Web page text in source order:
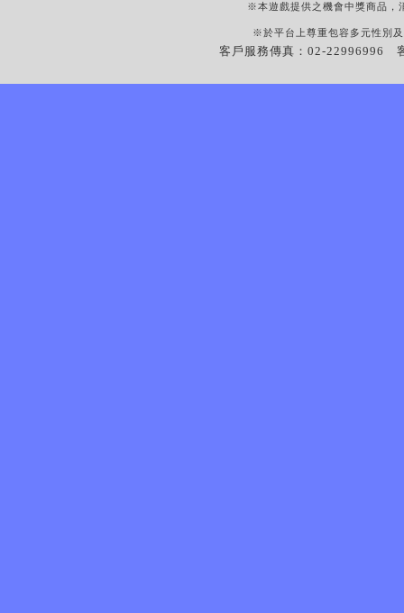
※本遊戲提供之機會中獎商品，
※於平台上尊重包容多元性別
客戶服務傳真：02-22996996